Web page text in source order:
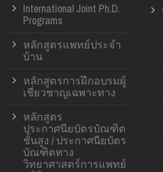
International Joint Ph.D.
Programs
หลักสูตรแพทย์ประจำ
บ้าน
หลักสูตรการฝึกอบรมผู้
เชี่ยวชาญเฉพาะทาง
หลักสูตร
ประกาศนียบัตรบัณฑิต
ชั้นสูง / ประกาศนียบัตร
บัณฑิตทาง
วิทยาศาสตร์การแพทย์